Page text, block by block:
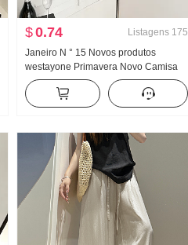
$0.74 Listagens 175
Janeiro N ° 15 Novos produtos
westayone Primavera Novo Camisa
feminino Design Sentido Han
Departamento Commuting Versátil
Camisa